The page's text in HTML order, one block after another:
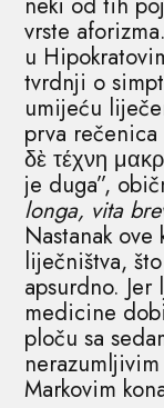
vrste
u
tvrdnji o
umijeću
prva
δὲ τέχνη
je duga”,
longa, vita
Nastanak
liječništva,
apsurdno.
medicine
ploču sa
Markovim